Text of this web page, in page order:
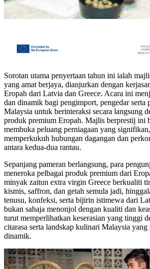
Sorotan utama penyertaan tahun ini ialah
yang amat berjaya, dianjurkan dengan
Eropah dari Latvia dan Greece. Acara ini
dan dinamik bagi pengimport, pengedar serta
Malaysia untuk berinteraksi secara langsung
produk premium Eropah. Majlis berprestij ini
membuka peluang perniagaan yang
memperkukuh hubungan dagangan dan
antara kedua-dua rantau.
Sepanjang pameran berlangsung, para
meneroka pelbagai produk premium dari
minyak zaitun extra virgin Greece berkualiti
kismis, saffron, dan getah semula jadi,
tenusu, konfeksi, serta bijirin istimewa dari
bukan sahaja menonjol dengan kualiti dan
turut memperlihatkan keserasian yang tinggi
citarasa serta landskap kulinari Malaysia yang
dinamik.